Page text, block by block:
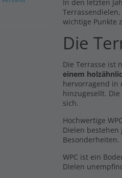
In den letzten
wichtige Punkte
Die
Die Terrasse ist
einem
hervorragend in
hinzugesellt.
sich.
Hochwertige
Dielen bestehen
Besonderheiten.
WPC ist ein
Dielen